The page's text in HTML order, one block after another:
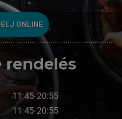
ONLINE
rendelés
11:45-20:55
11:45-20:55